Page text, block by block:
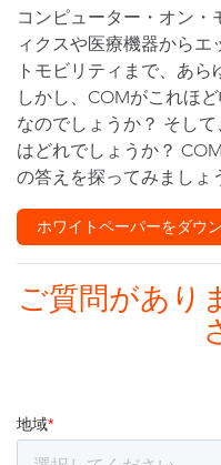
コンピューター・オン
ィクスや医療機器から
トモビリティまで、あら
しかし、COMがこれほ
なのでしょうか？ そし
はどれでしょうか？
の答えを探ってみましょ
ホワイトペーパーをダウ
ご質問があり